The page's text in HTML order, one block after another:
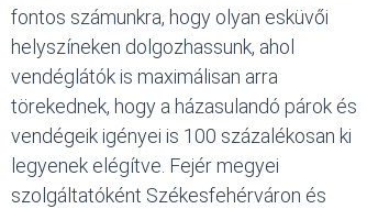
fontos számunkra, hogy olyan esküvői
helyszíneken dolgozhassunk, ahol
vendéglátók is maximálisan arra
törekednek, hogy a házasulandó párok és
vendégeik igényei is 100 százalékosan ki
legyenek elégítve. Fejér megyei
szolgáltatóként Székesfehérváron és